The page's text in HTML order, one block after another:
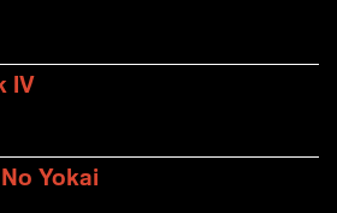
IV
Yokai